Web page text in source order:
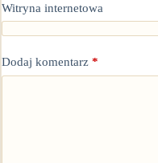
Witryna internetowa
Dodaj komentarz *